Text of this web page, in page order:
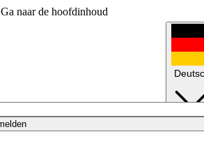
Ga naar de hoofdinhoud